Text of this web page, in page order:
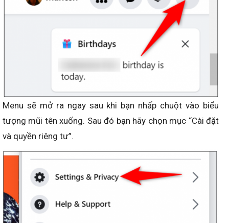
Menu sẽ mở ra ngay sau khi bạn nhấp chuột vào biểu
tượng mũi tên xuống. Sau đó bạn hãy chọn mục “Cài đặt
và quyền riêng tư”.